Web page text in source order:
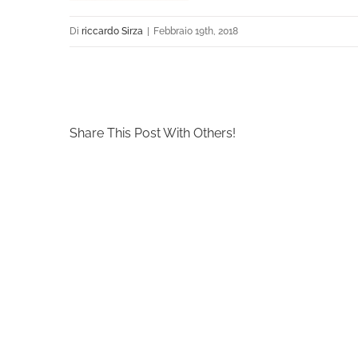
Di riccardo Sirza Febbraio 19th, 2018
Share This Post With Others!